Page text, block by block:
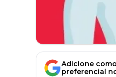
Adicione
preferencial